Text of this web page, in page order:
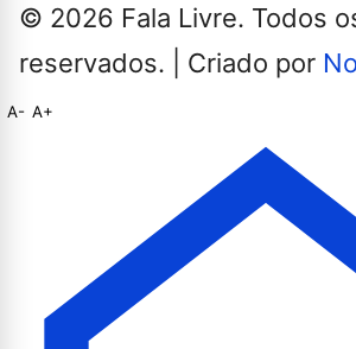
© 2026 Fala Livre. Todos
reservados. | Criado por
A- A+